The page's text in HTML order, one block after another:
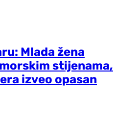
Mlada žena
stijenama,
izveo opasan